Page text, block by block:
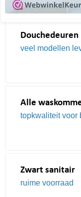
Douchedeuren
veel modellen
Alle
topkwaliteit voor
Zwart sanitair
ruime voorraad